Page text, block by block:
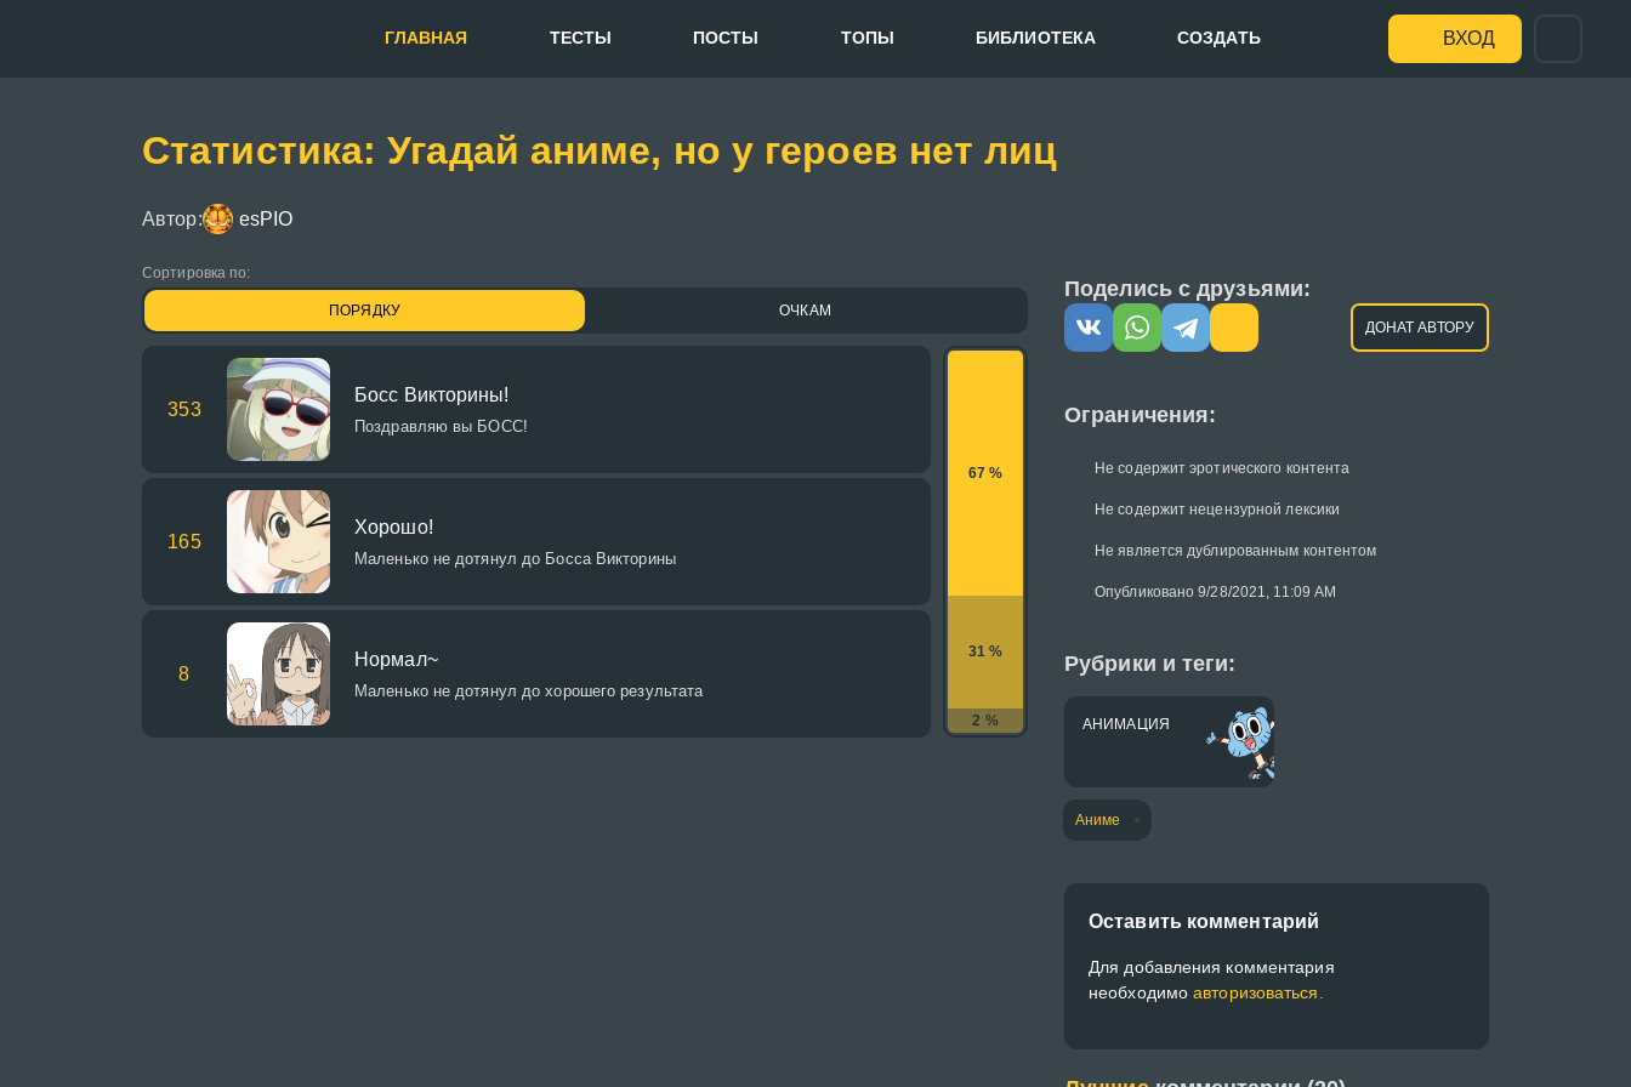
ГЛАВНАЯ ТЕСТЫ ПОСТЫ ТОПЫ БИБЛИОТЕКА СОЗДАТЬ ВХОД
Статистика: Угадай аниме, но у героев нет лиц
Автор: esPIO
Сортировка по:
ПОРЯДКУ ОЧКАМ
353
Босс Викторины!
Поздравляю вы БОСС!
165
Хорошо!
Маленько не дотянул до Босса Викторины
8
Нормал~
Маленько не дотянул до хорошего результата
67 %
31 %
2 %
Поделись с друзьями:
ДОНАТ АВТОРУ
Ограничения:
Не содержит эротического контента
Не содержит нецензурной лексики
Не является дублированным контентом
Опубликовано 9/28/2021, 11:09 AM
Рубрики и теги:
АНИМАЦИЯ
Аниме
Оставить комментарий
Для добавления комментария
необходимоавторизоваться.